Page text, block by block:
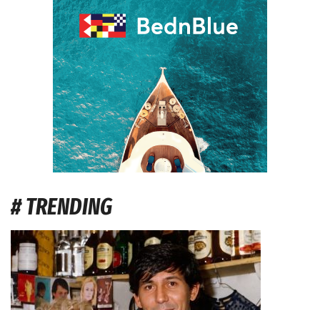
# TRENDING